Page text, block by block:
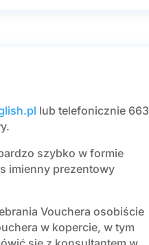
lub telefonicznie 663
szybko w formie
imienny prezentowy
Vouchera osobiście
w kopercie, w tym